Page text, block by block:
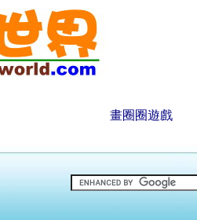
畫圈圈遊戲